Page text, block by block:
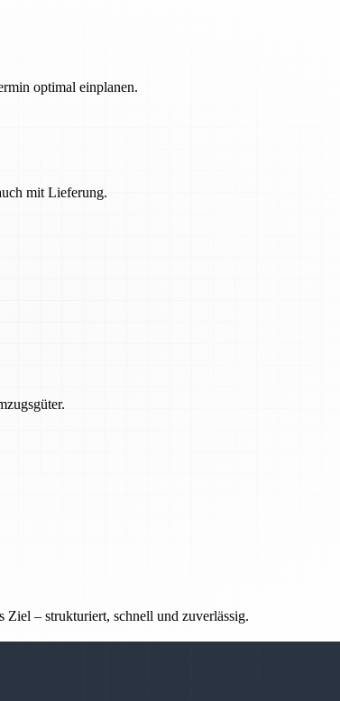
optimal einplanen.
mit Lieferung.
Ziel – strukturiert, schnell und zuverlässig.